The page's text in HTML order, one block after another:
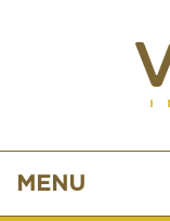
MENU